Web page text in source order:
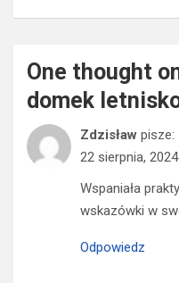
One thought
domek
Zdzisław pisze:
22 sierpnia,
Wspaniała
wskazówki w
Odpowiedz